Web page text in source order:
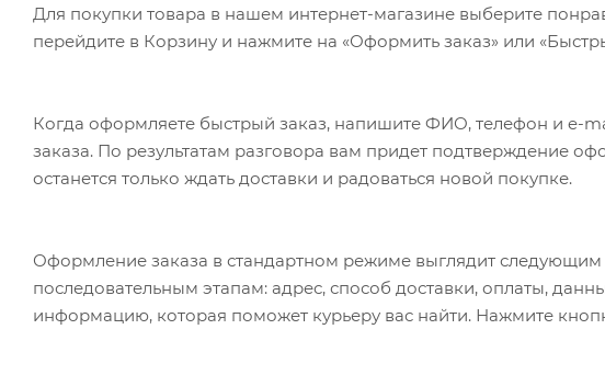
Для покупки товара в нашем интернет-магазине выберите
перейдите в Корзину и нажмите на «Оформить заказ» или
Когда оформляете быстрый заказ, напишите ФИО, телефон и e-
заказа. По результатам разговора вам придет подтверждение
останется только ждать доставки и радоваться новой покупке.
Оформление заказа в стандартном режиме выглядит
последовательным этапам: адрес, способ доставки, оплаты,
информацию, которая поможет курьеру вас найти. Нажмите